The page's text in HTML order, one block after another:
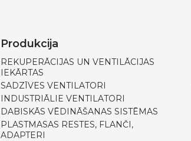
Produkcija
REKUPERĀCIJAS UN VENTILĀCIJAS
IEKĀRTAS
SADZĪVES VENTILATORI
INDUSTRIĀLIE VENTILATORI
DABISKĀS VĒDINĀŠANAS SISTĒMAS
PLASTMASAS RESTES, FLANČI,
ADAPTERI